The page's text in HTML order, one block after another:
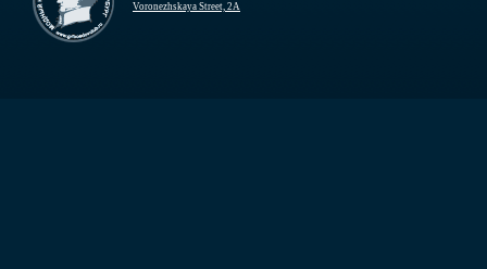
Voronezhskaya Street, 2A